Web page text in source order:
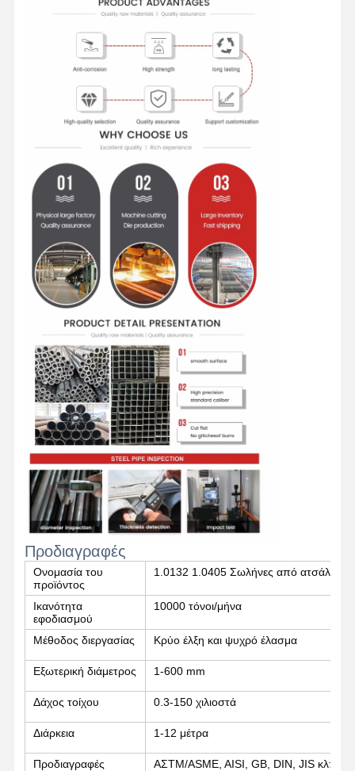
Αρχική
Σελίδα
Προϊόντα
Ποιοτικός
Έλεγχος
Επαφή Νέα
Ενωμένοι στενά σωλήνες χάλυβα
Χωρίς συγκόλληση σωλήνες χάλυβα
Σωλήνες από ανοξείδωτο χάλυβα
Σιδηρουργικοί σωλήνες ακριβείας
Τεχνητά κυλίνδρους
Καυτός - κυλημένες σπείρες
Ελασματοποιημένες εν ψυχρώ σπείρες
Επικάλυψη με χρώμα
Προδιαγραφές
Ονομασία του
προϊόντος
1.0132 1.0405 Σωλήνες από ατσάλι
Ικανότητα
εφοδιασμού
10000 τόνοι/μήνα
Μέθοδος διεργασίας Κρύο έλξη και ψυχρό έλασμα
Εξωτερική διάμετρος 1-600 mm
Δάχος τοίχου 0.3-150 χιλιοστά
Διάρκεια 1-12 μέτρα
Προδιαγραφές ΑΣTM/ASME, AISI, GB, DIN, JIS κλπ.